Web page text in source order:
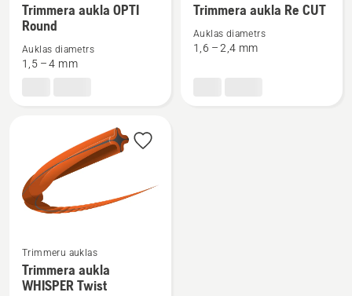
vairāk
informācijas
par
Trimmera
Trimmera aukla OPTI
Round
Auklas diametrs
1,5 – 4 mm
vairāk
informācijas
par
Trimmera aukla Re CUT
Auklas diametrs
1,6 – 2,4 mm
Skatīt
vairāk
informācijas
Trimmeru auklas
Trimmera aukla
WHISPER Twist